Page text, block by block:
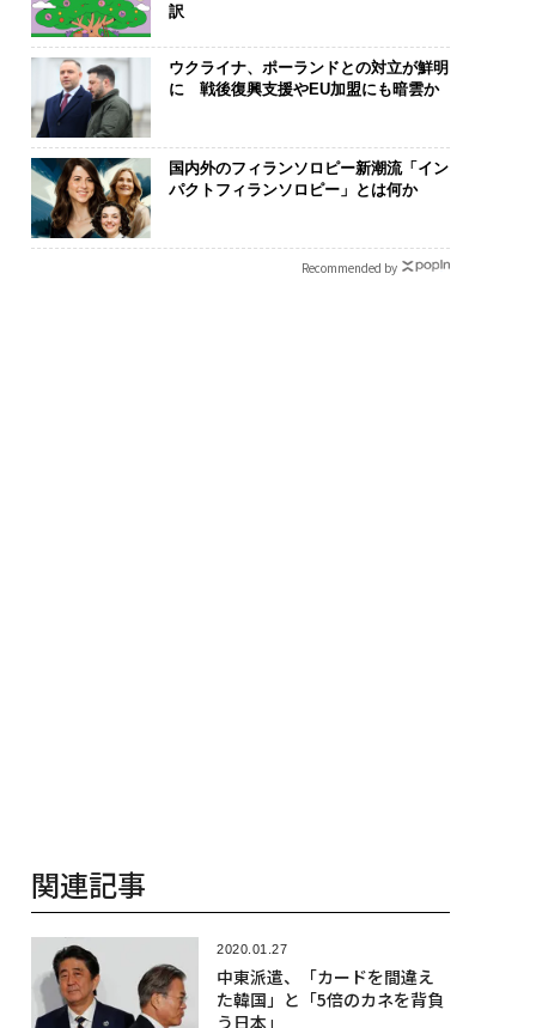
眠っていた環境技
、下水インフラを
のか──産総研×
アクアソリュー
の10年
─レクサスが新型TZとE
Sに込めた「DISCOVE
R」の哲学
のキャリアに
あるか。トッ
ティブのキャ
T 2026
訳
ウクライナ、ポーランドとの対立が鮮明
に 戦後復興支援やEU加盟にも暗雲か
国内外のフィランソロピー新潮流「イン
パクトフィランソロピー」とは何か
Recommended by
関連記事
2020.01.27
中東派遣、「カードを間違え
た韓国」と「5倍のカネを背負
う日本」